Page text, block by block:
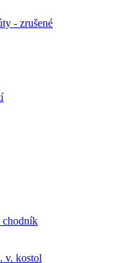
- zrušené
chodník
v. kostol